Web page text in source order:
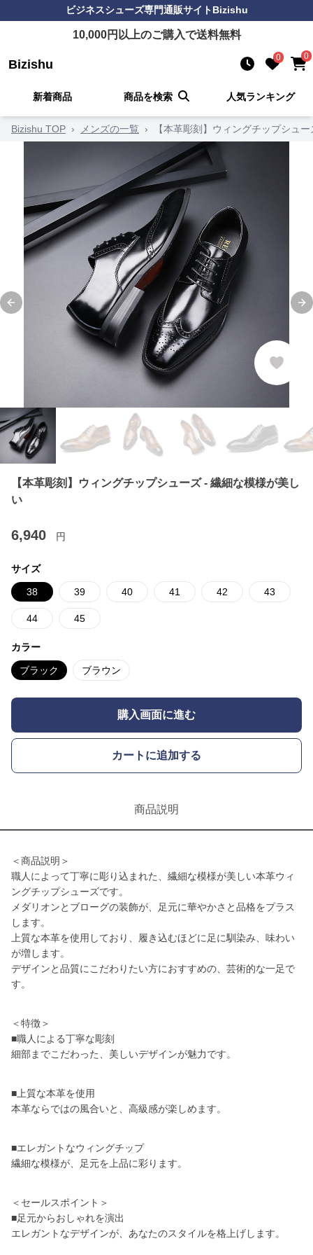
ビジネスシューズ専門通販サイトBizishu
10,000円以上のご購入で送料無料
Bizishu 0 0
新着商品 商品を検索 人気ランキング
Bizishu TOP › メンズの一覧 › 【本革彫刻】ウィングチップシュ
Previous slide
【本革彫刻】ウィングチップシューズ - 繊細な模様が美し
い
6,940 円
サイズ
38 39 40 41 42 43
44 45
カラー
ブラック ブラウン
購入画面に進む
カートに追加する
商品説明
＜商品説明＞
職人によって丁寧に彫り込まれた、繊細な模様が美しい本革ウィ
ングチップシューズです。
メダリオンとブローグの装飾が、足元に華やかさと品格をプラス
します。
上質な本革を使用しており、履き込むほどに足に馴染み、味わい
が増します。
デザインと品質にこだわりたい方におすすめの、芸術的な一足で
す。
＜特徴＞
■職人による丁寧な彫刻
細部までこだわった、美しいデザインが魅力です。
■上質な本革を使用
本革ならではの風合いと、高級感が楽しめます。
■エレガントなウィングチップ
繊細な模様が、足元を上品に彩ります。
＜セールスポイント＞
■足元からおしゃれを演出
エレガントなデザインが、あなたのスタイルを格上げします。